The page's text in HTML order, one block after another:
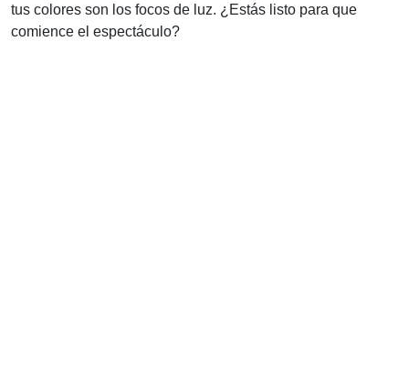
tus colores son los focos de luz. ¿Estás listo para que
comience el espectáculo?